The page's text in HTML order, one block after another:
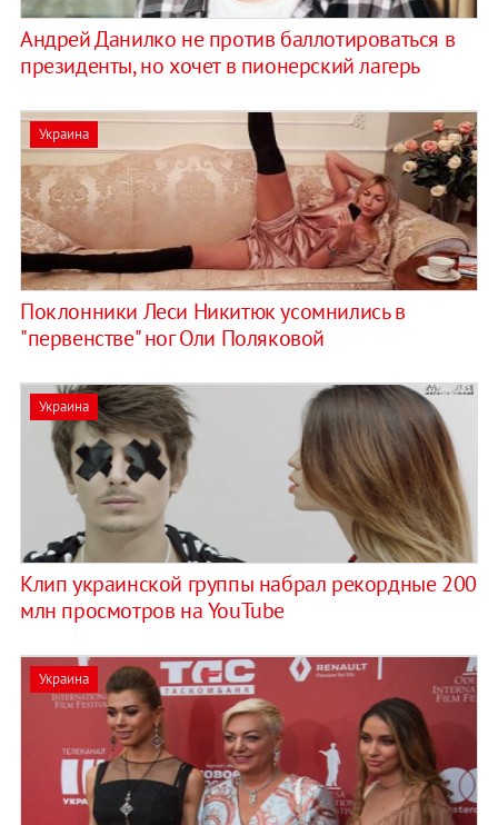
Андрей Данилко не против баллотироваться в
президенты, но хочет в пионерский лагерь
Украина
Поклонники Леси Никитюк усомнились в
"первенстве" ног Оли Поляковой
Украина
Клип украинской группы набрал рекордные 200
млн просмотров на YouTube
Украина